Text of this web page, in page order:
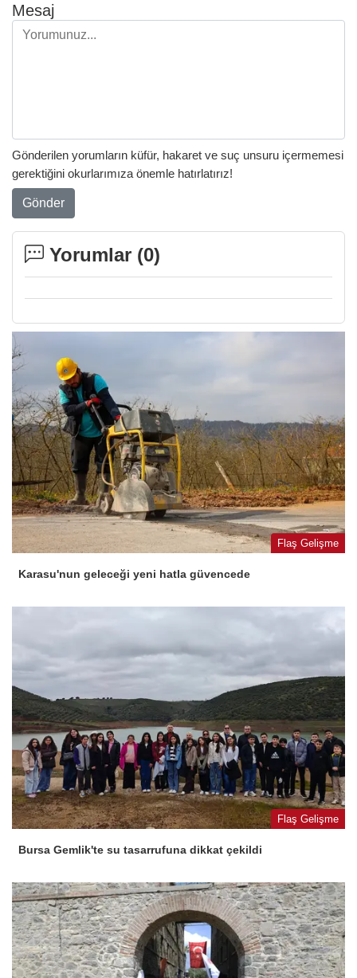
Mesaj
Gönderilen yorumların küfür, hakaret ve suç unsuru içermemesi
gerektiğini okurlarımıza önemle hatırlatırız!
Gönder
Yorumlar (0)
Flaş Gelişme
Karasu'nun geleceği yeni hatla güvencede
Flaş Gelişme
Bursa Gemlik'te su tasarrufuna dikkat çekildi